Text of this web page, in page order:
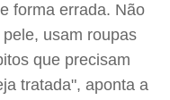
forma errada. Não
usam roupas
que precisam
tratada", aponta a